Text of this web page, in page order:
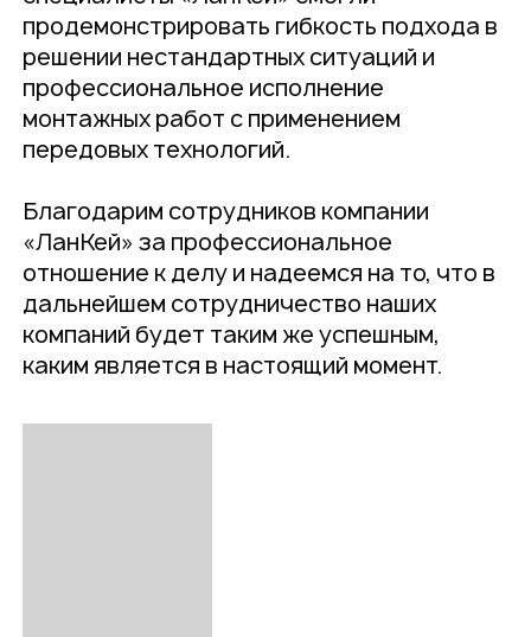
продемонстрировать гибкость подхода в
решении нестандартных ситуаций и
профессиональное исполнение
монтажных работ с применением
передовых технологий.
Благодарим сотрудников компании
«ЛанКей» за профессиональное
отношение к делу и надеемся на то, что в
дальнейшем сотрудничество наших
компаний будет таким же успешным,
каким является в настоящий момент.